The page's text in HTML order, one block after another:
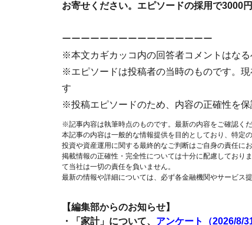
お寄せください。エピソードの採用で3000
ーーーーーーーーーーーーーーーー
※本文カギカッコ内の回答者コメントはな
※エピソードは投稿者の当時のものです。
す
※投稿エピソードのため、内容の正確性を
※記事内容は執筆時点のものです。最新の内容をご確認くだ
本記事の内容は一般的な情報提供を目的としており、特定
投資や資産運用に関する最終的なご判断はご自身の責任に
掲載情報の正確性・完全性については十分に配慮しており
て当社は一切の責任を負いません。
最新の情報や詳細については、必ず各金融機関やサービス
【編集部からのお知らせ】
・「家計」について、 アンケート（2026/8/